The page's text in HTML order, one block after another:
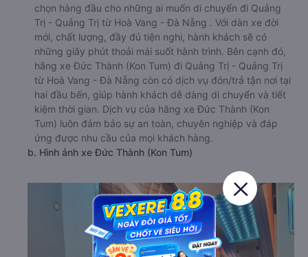
chọn hàng đầu cho những ai muốn di chuyển đi Quảng
Trị - Quảng Trị từ Hoà Vang - Đà Nẵng . Với dàn xe đời
mới, chất lượng, đầy đủ tiện nghi, hành khách sẽ có
những giây phút thoải mái suốt hành trình. Bên cạnh đó,
hãng xe Đức Thành (Kon Tum) đi Quảng Trị - Quảng Trị
từ Hoà Vang - Đà Nẵng còn có dịch vụ đón/trả tận nơi tại
hai đầu bến, giúp hành khách dễ dàng di chuyển và tiết
kiệm thời gian. Dịch vụ của hãng xe Đức Thành (Kon
Tum) luôn đảm bảo sự an toàn, chuyên nghiệp và đáp
ứng được nhu cầu của mọi khách hàng.
b. Hình ảnh xe Đức Thành (Kon Tum)